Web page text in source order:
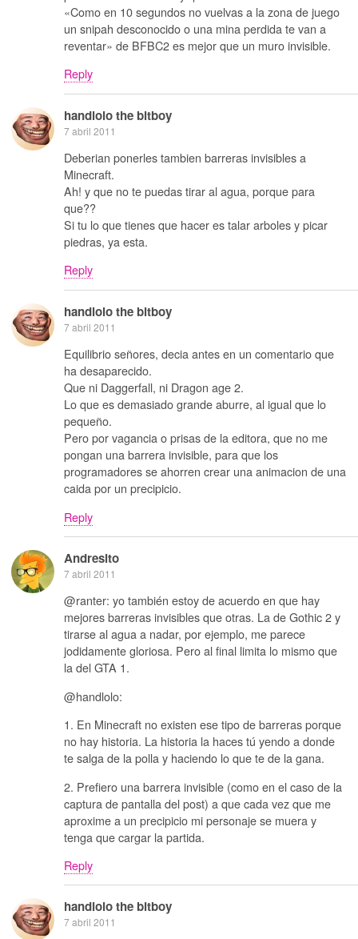
«Como en 10 segundos no vuelvas a la zona de juego
un snipah desconocido o una mina perdida te van a
reventar» de BFBC2 es mejor que un muro invisible.
Reply
handlolo the bitboy
7 abril 2011
Deberian ponerles tambien barreras invisibles a
Minecraft.
Ah! y que no te puedas tirar al agua, porque para
que??
Si tu lo que tienes que hacer es talar arboles y picar
piedras, ya esta.
Reply
handlolo the bitboy
7 abril 2011
Equilibrio señores, decia antes en un comentario que
ha desaparecido.
Que ni Daggerfall, ni Dragon age 2.
Lo que es demasiado grande aburre, al igual que lo
pequeño.
Pero por vagancia o prisas de la editora, que no me
pongan una barrera invisible, para que los
programadores se ahorren crear una animacion de una
caida por un precipicio.
Reply
Andresito
7 abril 2011
@ranter: yo también estoy de acuerdo en que hay
mejores barreras invisibles que otras. La de Gothic 2 y
tirarse al agua a nadar, por ejemplo, me parece
jodidamente gloriosa. Pero al final limita lo mismo que
la del GTA 1.
@handlolo:
1. En Minecraft no existen ese tipo de barreras porque
no hay historia. La historia la haces tú yendo a donde
te salga de la polla y haciendo lo que te de la gana.
2. Prefiero una barrera invisible (como en el caso de la
captura de pantalla del post) a que cada vez que me
aproxime a un precipicio mi personaje se muera y
tenga que cargar la partida.
Reply
handlolo the bitboy
7 abril 2011